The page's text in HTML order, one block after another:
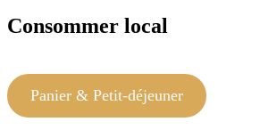
Consommer local
Panier & Petit-déjeuner